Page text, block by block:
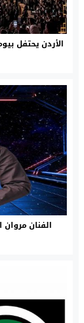
الأردن يحتفل
الفنان